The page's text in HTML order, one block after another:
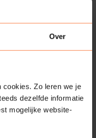
Over
cookies. Zo leren we je
dezelfde informatie
mogelijke website-
ervoor dat de
Vraag vrijblijvend
uit:
event